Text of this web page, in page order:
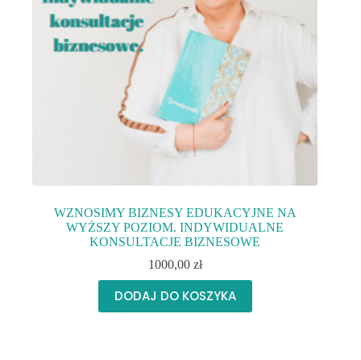
WZNOSIMY BIZNESY EDUKACYJNE NA
WYŻSZY POZIOM. INDYWIDUALNE
KONSULTACJE BIZNESOWE
1000,00 zł
DODAJ DO KOSZYKA